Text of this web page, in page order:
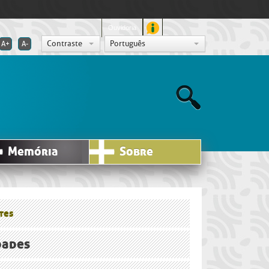
Ouvidoria
A+ A- Contraste Português
Memória Sobre